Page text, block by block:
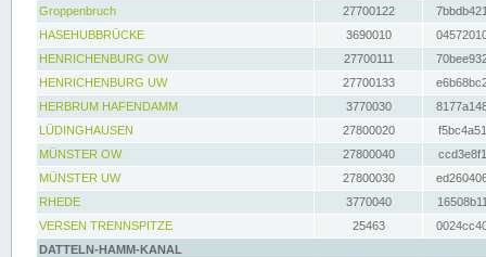
Groppenbruch
27700122
HASEHUBBRÜCKE
3690010
HENRICHENBURG OW
27700111
HENRICHENBURG UW
27700133
HERBRUM HAFENDAMM
3770030
LÜDINGHAUSEN
27800020
MÜNSTER OW
27800040
MÜNSTER UW
27800030
RHEDE
3770040
VERSEN TRENNSPITZE
25463
DATTELN-HAMM-KANAL